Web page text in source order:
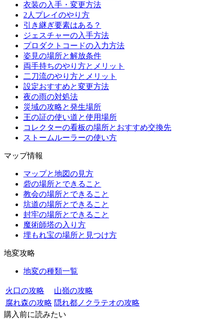
衣装の入手・変更方法
2人プレイのやり方
引き継ぎ要素はある？
ジェスチャーの入手方法
プロダクトコードの入力方法
姿見の場所と解放条件
両手持ちのやり方とメリット
二刀流のやり方とメリット
設定おすすめと変更方法
夜の雨の対処法
災域の攻略と発生場所
王の証の使い道と使用場所
コレクターの看板の場所とおすすめ交換先
ストームルーラーの使い方
マップ情報
マップと地図の見方
砦の場所とできること
教会の場所とできること
坑道の場所とできること
封牢の場所とできること
魔術師塔の入り方
埋もれ宝の場所と見つけ方
地変攻略
地変の種類一覧
火口の攻略
山嶺の攻略
腐れ森の攻略 隠れ都ノクラテオの攻略
購入前に読みたい